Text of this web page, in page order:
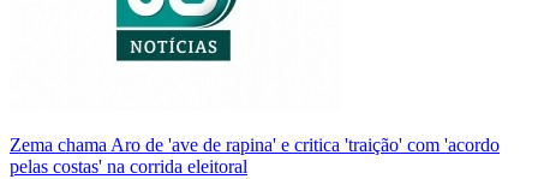
Zema chama Aro de 'ave de rapina' e critica 'traição' com 'acordo
pelas costas' na corrida eleitoral